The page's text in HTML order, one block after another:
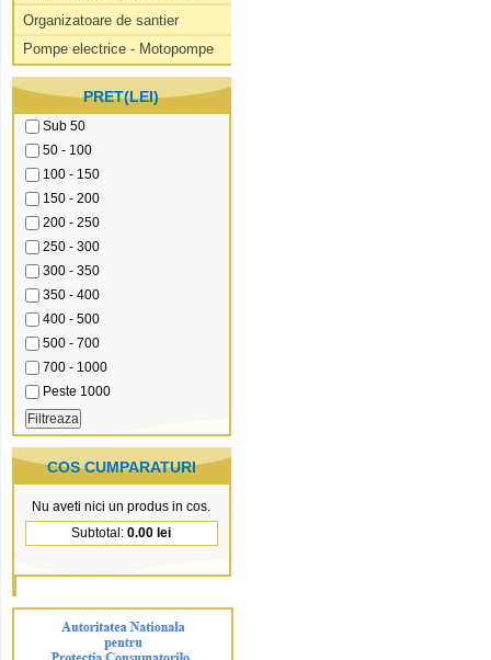
Organizatoare de santier
Pompe electrice - Motopompe
PRET(LEI)
Sub 50
50 - 100
100 - 150
150 - 200
200 - 250
250 - 300
300 - 350
350 - 400
400 - 500
500 - 700
700 - 1000
Peste 1000
COS CUMPARATURI
Nu aveti nici un produs in cos.
Subtotal: 0.00 lei